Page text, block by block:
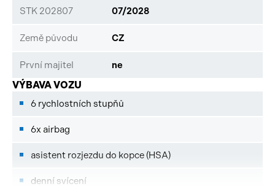
STK 202807 07/2028
Země původu CZ
První majitel ne
VÝBAVA VOZU
6 rychlostních stupňů
6x airbag
asistent rozjezdu do kopce (HSA)
denní svícení